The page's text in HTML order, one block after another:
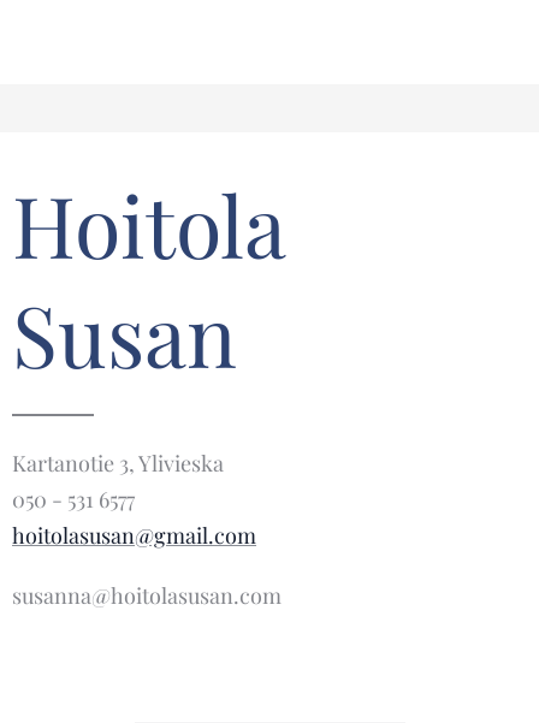
Hoitola
Susan
Kartanotie 3, Ylivieska
050 - 531 6577
hoitolasusan@gmail.com
susanna@hoitolasusan.com